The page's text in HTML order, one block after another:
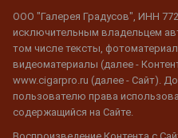
ООО "Галерея Градусов", ИНН
исключительным владельцем
том числе тексты,
видеоматериалы (далее -
www.cigarpro.ru (далее - Сайт).
пользователю права
содержащийся на Сайте.